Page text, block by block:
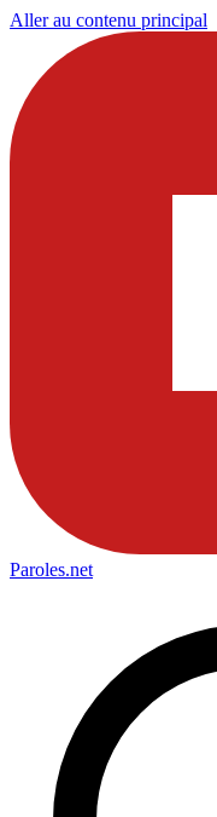
Aller au contenu principal
Paroles.net